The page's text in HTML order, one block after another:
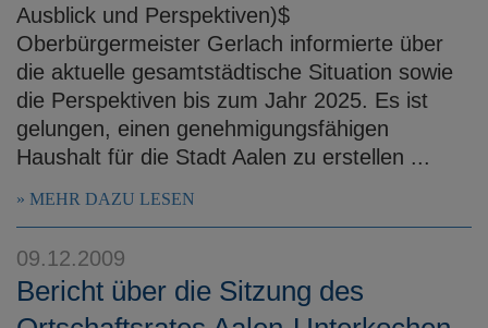
Ausblick und Perspektiven)$
Oberbürgermeister Gerlach informierte über
die aktuelle gesamtstädtische Situation sowie
die Perspektiven bis zum Jahr 2025. Es ist
gelungen, einen genehmigungsfähigen
Haushalt für die Stadt Aalen zu erstellen ...
MEHR DAZU LESEN
09.12.2009
Bericht über die Sitzung des